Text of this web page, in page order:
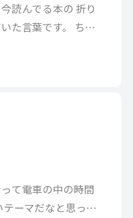
読んでる本の 折り
た言葉です。 ちょ
みたくて 書
て電車の中の時間
ーマだなと思って